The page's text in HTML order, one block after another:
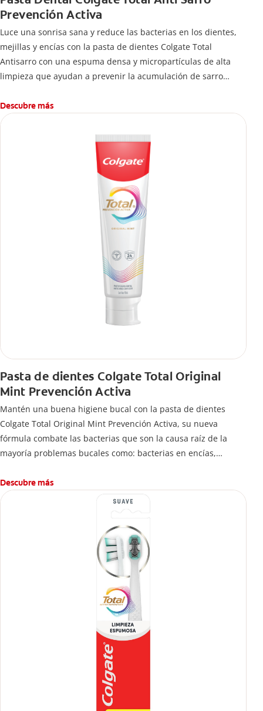
Prevención Activa
Luce una sonrisa sana y reduce las bacterias en los dientes,
mejillas y encías con la pasta de dientes Colgate Total
Antisarro con una espuma densa y micropartículas de alta
limpieza que ayudan a prevenir la acumulación de sarro
Descubre más
Pasta de dientes Colgate Total Original
Mint Prevención Activa
Mantén una buena higiene bucal con la pasta de dientes
Colgate Total Original Mint Prevención Activa, su nueva
fórmula combate las bacterias que son la causa raíz de la
mayoría problemas bucales como: bacterias en encías,
caries.
Descubre más